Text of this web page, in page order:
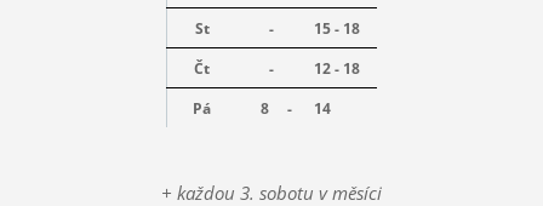
St
-
15 - 18
Čt
-
12 - 18
Pá
8 - 14
+ každou 3. sobotu v měsíci